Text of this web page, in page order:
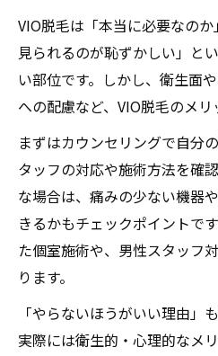
VIO脱毛は「本当に必要なの
見られるのが恥ずかしい」と
い部位です。しかし、衛生面
への配慮など、VIO脱毛のメリ
まずはカウンセリングで自分
タッフの対応や施術方法を確
な場合は、痛みの少ない機器
きるかもチェックポイントで
た個室施術や、男性スタッフ
ります。
「やらないほうがいい理由」
実際には衛生的・心理的なメ